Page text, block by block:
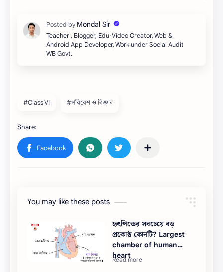
Teacher , Blogger, Edu-Video Creator, Web &
Android App Developer, Work under Social Audit
WB Govt.
#Class VI #পরিবেশ ও বিজ্ঞান
You may like these posts
হৃৎপিন্ডের সবচেয়ে বড়
প্রকোষ্ঠ কোনটি? Largest
chamber of human
heart